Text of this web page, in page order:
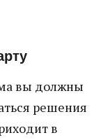
вы должны
решения
в